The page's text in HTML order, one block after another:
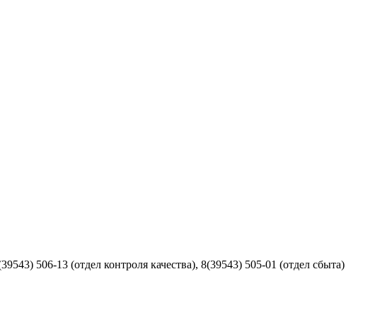
506-13 (отдел контроля качества), 8(39543) 505-01 (отдел сбыта)